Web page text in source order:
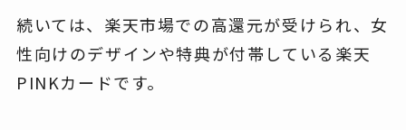
続いては、楽天市場での高還元が受けられ、女
性向けのデザインや特典が付帯している楽天
PINKカードです。